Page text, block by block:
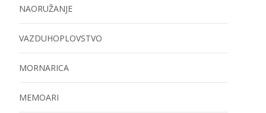
NAORUŽANJE
VAZDUHOPLOVSTVO
MORNARICA
MEMOARI